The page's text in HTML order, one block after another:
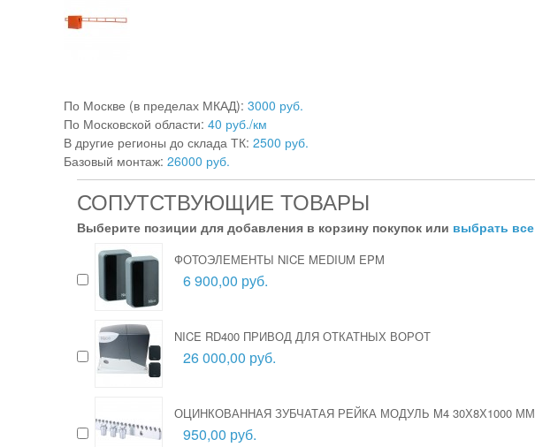
По Москве (в пределах МКАД): 3000 руб.
По Московской области: 40 руб./км
В другие регионы до склада ТК: 2500 руб.
Базовый монтаж: 26000 руб.
СОПУТСТВУЮЩИЕ ТОВАРЫ
Выберите позиции для добавления в корзину покупок или выбрать все
ФОТОЭЛЕМЕНТЫ NICE MEDIUM EPM
6 900,00 руб.
NICE RD400 ПРИВОД ДЛЯ ОТКАТНЫХ ВОРОТ
26 000,00 руб.
ОЦИНКОВАННАЯ ЗУБЧАТАЯ РЕЙКА МОДУЛЬ M4 30Х8Х1000 ММ
950,00 руб.